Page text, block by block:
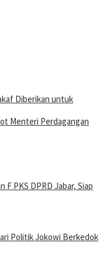
Diberikan untuk
Menteri Perdagangan
F PKS DPRD Jabar, Siap
Politik Jokowi Berkedok